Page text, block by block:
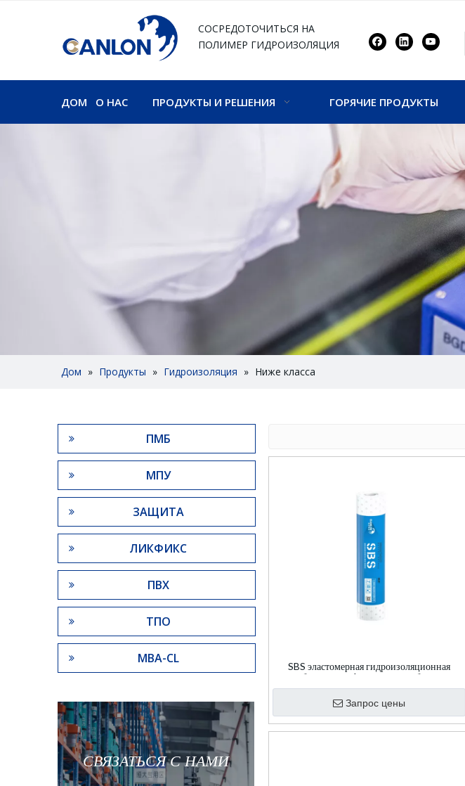
СОСРЕДОТОЧИТЬСЯ НА
ПОЛИМЕР ГИДРОИЗОЛЯЦИЯ
ДОМ О НАС ПРОДУКТЫ И РЕШЕНИЯ ГОРЯЧИЕ ПРОДУКТЫ
Дом » Продукты » Гидроизоляция » Ниже класса
ПМБ
МПУ
ЗАЩИТА
ЛИКФИКС
ПВХ
ТПО
МВА-CL
СВЯЗАТЬСЯ С НАМИ
SBS эластомерная гидроизоляционная
мембрана, модифицированная битумом
Запрос цены